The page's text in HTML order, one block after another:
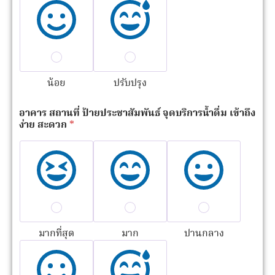
น้อย
ปรับปรุง
อาคาร สถานที่ ป้ายประชาสัมพันธ์ จุดบริการน้ำดื่ม เข้าถึง
ง่าย สะดวก *
มากที่สุด มาก ปานกลาง